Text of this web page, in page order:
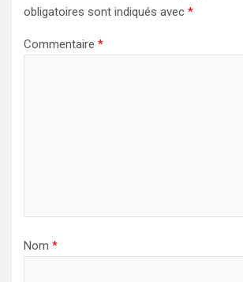
obligatoires sont indiqués avec *
Commentaire *
Nom *